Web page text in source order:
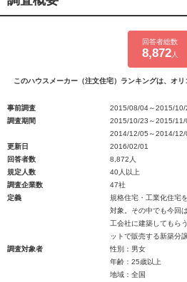
回答者総数
8,872人
このハウスメーカー（注文住宅）ランキングは、オリ
事前調査
2015/08/04～2015/10/
調査期間
2015/10/23～2015/11/
2014/12/05～2014/12/
更新日
2016/02/01
回答者数
8,872人
規定人数
40人以上
調査企業数
47社
定義
規格住宅・工業化住宅
対象。その中でも今回
工会社に建築してもら
ットで販売する新築分
調査対象者
性別：男女
年齢：25歳以上
地域：全国